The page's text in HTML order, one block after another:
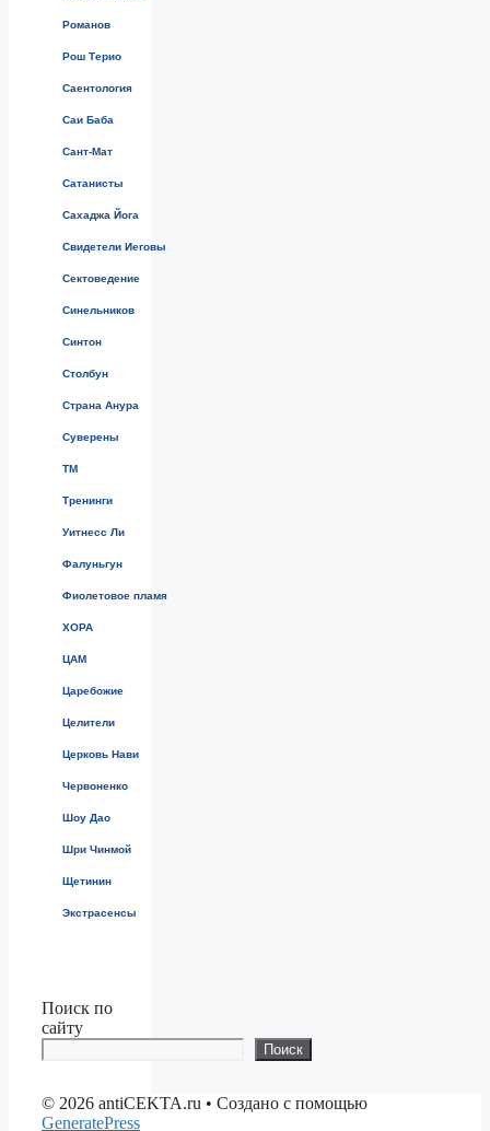
Романов
Рош Терио
Саентология
Саи Баба
Сант-Мат
Сатанисты
Сахаджа Йога
Свидетели Иеговы
Сектоведение
Синельников
Синтон
Столбун
Страна Анура
Суверены
ТМ
Тренинги
Уитнесс Ли
Фалуньгун
Фиолетовое пламя
ХОРА
ЦАМ
Царебожие
Целители
Церковь Нави
Червоненко
Шоу Дао
Шри Чинмой
Щетинин
Экстрасенсы
Поиск по
сайту
Поиск
© 2026 antiCEKTA.ru • Создано с помощью
GeneratePress